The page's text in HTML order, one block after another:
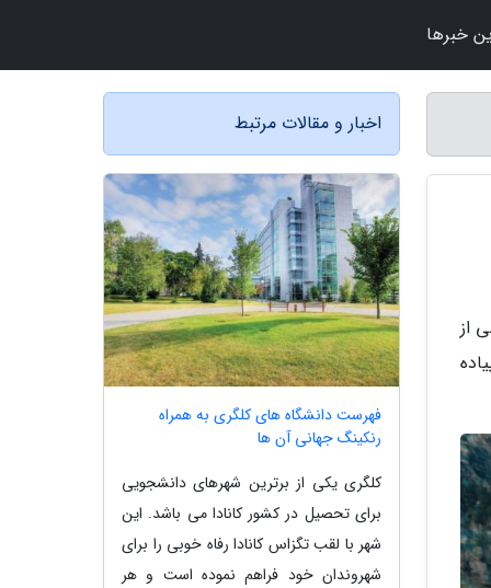
از
اخبار و مقالات مرتبط
فهرست دانشگاه های کلگری به همراه
رنکینگ جهانی آن ها
کلگری یکی از برترین شهرهای دانشجویی
برای تحصیل در کشور کانادا می باشد. این
شهر با لقب تگزاس کانادا رفاه خوبی را برای
شهروندان خود فراهم نموده است و هر
خبرها